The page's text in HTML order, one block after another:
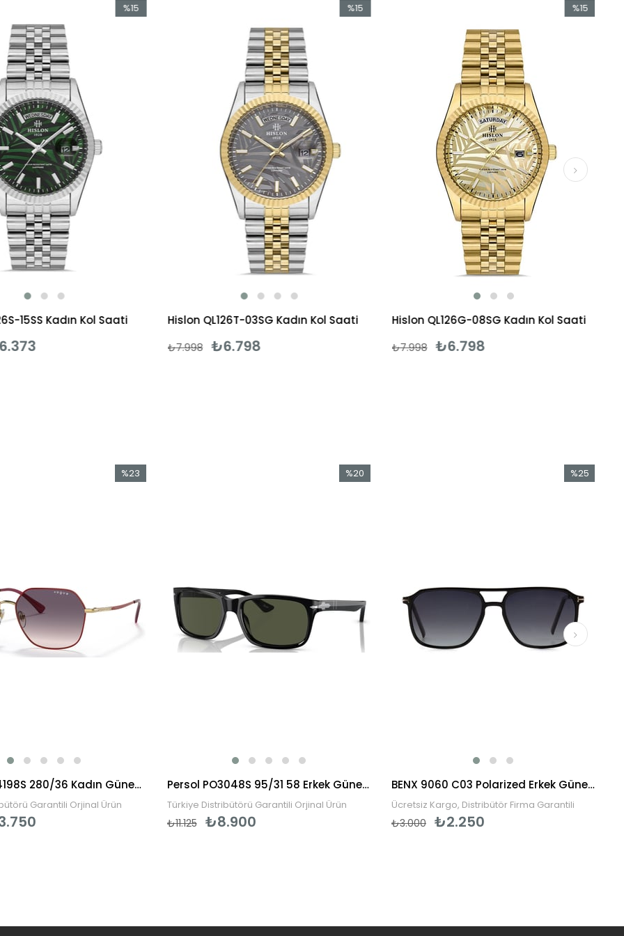
15SS Kadın Kol Saati
%15
Hislon QL126T-03SG Kadın Kol Saati
₺6.798
₺7.998
%15
Hislon QL126G-08SG Kadın Kol Saati
₺6.798
₺7.998
%15
Vogue VO4198S 280/36 Kadın Güneş Gözlüğü
Garantili Orjinal Ürün
%23
Persol PO3048S 95/31 58 Erkek Güneş Gözlüğü
Türkiye Distribütörü Garantili Orjinal Ürün
₺8.900
₺11.125
%20
BENX 9060 C03 Polarized Erkek Güneş Gözlüğü
Ücretsiz Kargo, Distribütör Firma Garantili
₺2.250
₺3.000
%25